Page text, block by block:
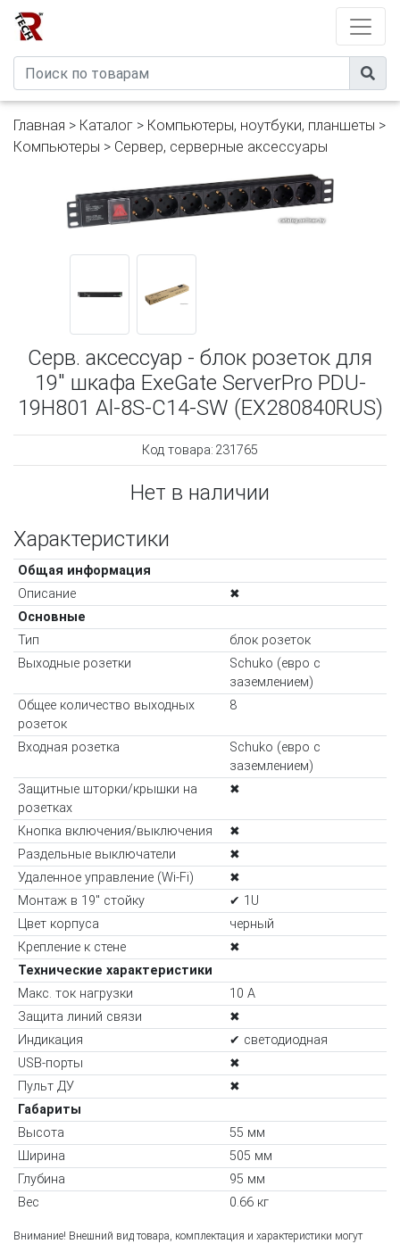
Главная > Каталог > Компьютеры, ноутбуки, планшеты >
Компьютеры > Сервер, серверные аксессуары
Серв. аксессуар - блок розеток для
19" шкафа ExeGate ServerPro PDU-
19H801 Al-8S-C14-SW (EX280840RUS)
Код товара: 231765
Нет в наличии
Характеристики
Общая информация
Описание
✖
Основные
Тип
блок розеток
Выходные розетки
Schuko (евро с
заземлением)
Общее количество выходных
розеток
8
Входная розетка
Schuko (евро с
заземлением)
Защитные шторки/крышки на
розетках
✖
Кнопка включения/выключения
✖
Раздельные выключатели
✖
Удаленное управление (Wi-Fi)
✖
Монтаж в 19" стойку
✔ 1U
Цвет корпуса
черный
Крепление к стене
✖
Технические характеристики
Макс. ток нагрузки
10 А
Защита линий связи
✖
Индикация
✔ светодиодная
USB-порты
✖
Пульт ДУ
✖
Габариты
Высота
55 мм
Ширина
505 мм
Глубина
95 мм
Вес
0.66 кг
Внимание! Внешний вид товара, комплектация и характеристики могут